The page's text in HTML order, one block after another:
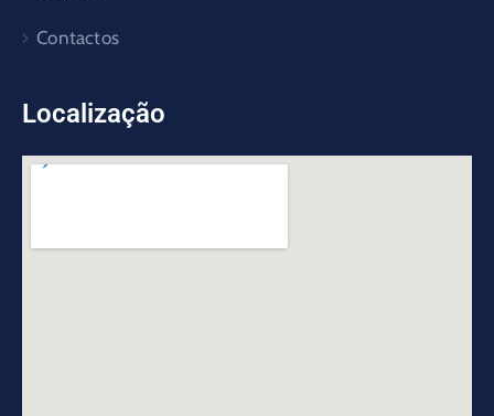
Contactos
Localização